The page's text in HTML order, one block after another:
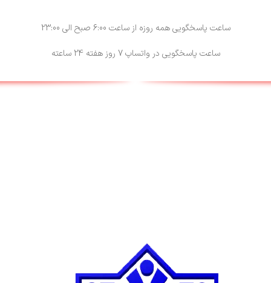
ساعت پاسخگویی همه روزه از ساعت 6:00 صبح الی 23:00
ساعت پاسخگویی در واتساپ 7 روز هفته 24 ساعته